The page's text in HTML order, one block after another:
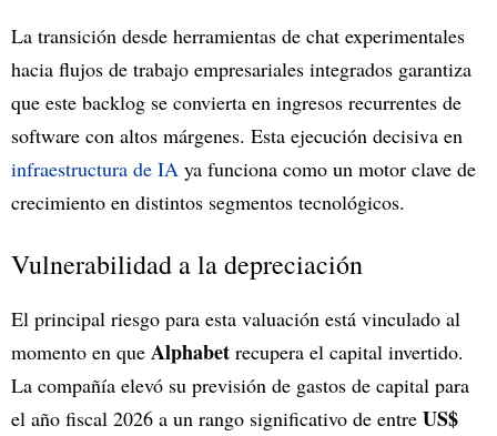
La transición desde herramientas de chat experimentales
hacia flujos de trabajo empresariales integrados garantiza
que este backlog se convierta en ingresos recurrentes de
software con altos márgenes. Esta ejecución decisiva en
infraestructura de IA ya funciona como un motor clave de
crecimiento en distintos segmentos tecnológicos.
Vulnerabilidad a la depreciación
El principal riesgo para esta valuación está vinculado al
momento en que Alphabet recupera el capital invertido.
La compañía elevó su previsión de gastos de capital para
el año fiscal 2026 a un rango significativo de entre US$